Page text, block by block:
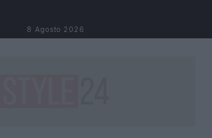
8 Agosto 2026